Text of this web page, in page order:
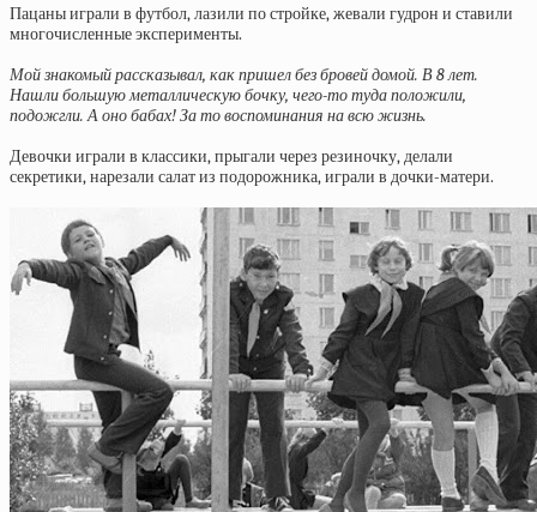
Пацаны играли в футбол, лазили по стройке, жевали гудрон и ставили
многочисленные эксперименты.
Мой знакомый рассказывал, как пришел без бровей домой. В 8 лет.
Нашли большую металлическую бочку, чего-то туда положили,
подожгли. А оно бабах! За то воспоминания на всю жизнь.
Девочки играли в классики, прыгали через резиночку, делали
секретики, нарезали салат из подорожника, играли в дочки-матери.